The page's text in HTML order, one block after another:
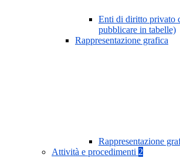
Enti di diritto privato
pubblicare in tabelle)
Rappresentazione grafica
Rappresentazione
Attività e procedimenti 2